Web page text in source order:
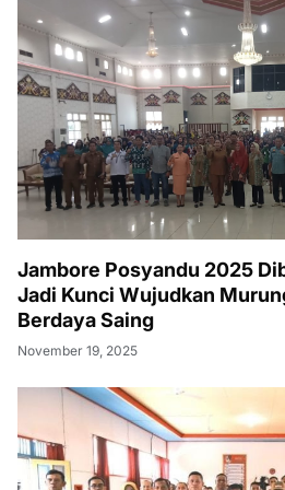
Jambore Posyandu 2025
Jadi Kunci Wujudkan
Berdaya Saing
November 19, 2025